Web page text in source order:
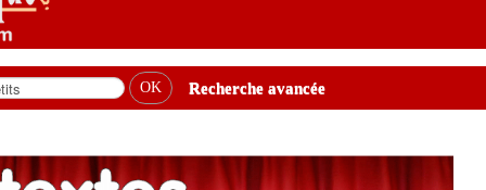
Recherche avancée